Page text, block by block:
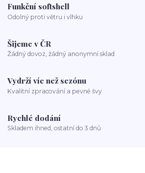
Funkční softshell
Odolný proti větru i vlhku
Šijeme v ČR
Žádný dovoz, žádný anonymní sklad
Vydrží víc než sezónu
Kvalitní zpracování a pevné švy
Rychlé dodání
Skladem ihned, ostatní do 3 dnů